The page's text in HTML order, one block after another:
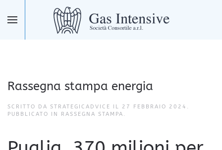
Skip to main content
Rassegna stampa energia
SCRITTO DA STRATEGICADVICE IL 27 FEBBRAIO 2024 .
PUBBLICATO IN RASSEGNA STAMPA .